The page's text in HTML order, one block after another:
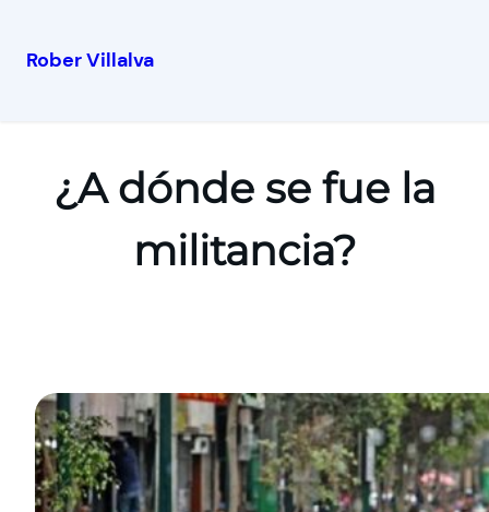
Rober Villalva
¿A dónde se fue la
militancia?